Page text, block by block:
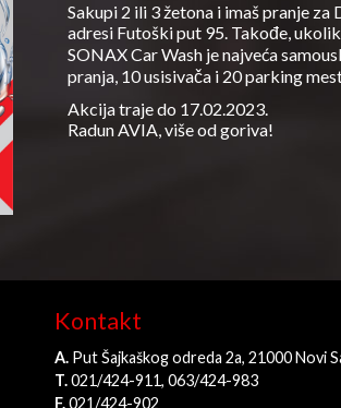
Sakupi 2 ili 3 žetona i imaš pranje
adresi Futoški put 95. Takođe,
SONAX Car Wash je najveća
pranja, 10 usisivača i 20 parking
Akcija traje do 17.02.2023.
Radun AVIA, više od goriva!
Kontakt
A. Put Šajkaškog odreda 2a, 21000 Novi
T.021/424-911, 063/424-983
F.021/424-902